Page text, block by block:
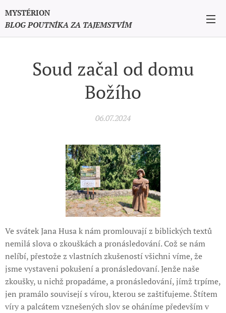
MYSTÉRION
BLOG POUTNÍKA ZA TAJEMSTVÍM
Soud začal od domu
Božího
06.07.2024
Ve svátek Jana Husa k nám promlouvají z biblických textů
nemilá slova o zkouškách a pronásledování. Což se nám
nelíbí, přestože z vlastních zkušeností všichni víme, že
jsme vystaveni pokušení a pronásledovaní. Jenže naše
zkoušky, u nichž propadáme, a pronásledování, jímž trpíme,
jen pramálo souvisejí s vírou, kterou se zaštiťujeme. Štítem
víry a palcátem vznešených slov se oháníme především v